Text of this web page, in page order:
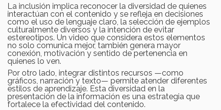
La inclusión implica reconocer la diversidad de quienes
interactúan con el contenido y se refleja en decisiones
como el uso de lenguaje claro, la selección de ejemplos
culturalmente diversos y la intención de evitar
estereotipos. Un video que considera estos elementos
no solo comunica mejor, también genera mayor
conexión, motivación y sentido de pertenencia en
quienes lo ven.
Por otro lado, integrar distintos recursos —como
gráficos, narración y texto— permite atender diferentes
estilos de aprendizaje. Esta diversidad en la
presentación de la información es una estrategia que
fortalece la efectividad del contenido.